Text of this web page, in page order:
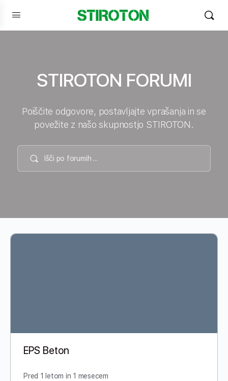
STIROTON FORUMI
Poiščite odgovore, postavljajte vprašanja in se
povežite z našo skupnostjo STIROTON.
EPS Beton
Pred 1 letom in 1 mesecem